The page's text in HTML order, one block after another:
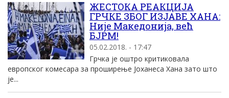
ЖЕСТОКА РЕАКЦИЈА
ГРЧКЕ ЗБОГ ИЗЈАВЕ ХАНА:
Није Македонија, већ
БЈРМ!
05.02.2018. - 17:47
Грчка је оштро критиковала
европског комесара за проширење Јоханеса Хана зато што
је...